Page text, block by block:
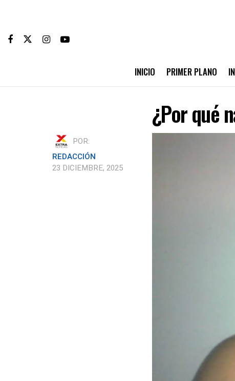
INICIO PRIMER PLANO
¿Por qué
POR:
REDACCIÓN
23 DICIEMBRE, 2025